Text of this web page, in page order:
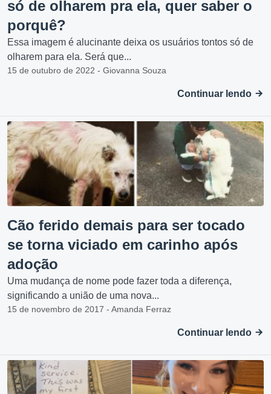
só de olharem pra ela, quer saber o
porquê?
Essa imagem é alucinante deixa os usuários tontos só de
olharem para ela. Será que...
15 de outubro de 2022 - Giovanna Souza
Continuar lendo
Cão ferido demais para ser tocado
se torna viciado em carinho após
adoção
Uma mudança de nome pode fazer toda a diferença,
significando a união de uma nova...
15 de novembro de 2017 - Amanda Ferraz
Continuar lendo